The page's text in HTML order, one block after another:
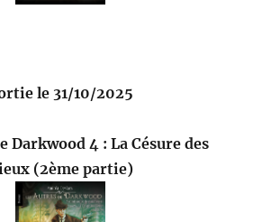
le 31/10/2025
Darkwood 4 : La Césure des
(2ème partie)